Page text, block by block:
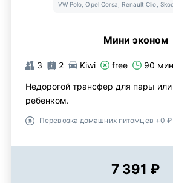
VW Polo, Opel Corsa, Renault Clio,
Мини эконом
3 2 Kiwi free 90 мин
Недорогой трансфер для пары
ребенком.
Перевозка домашних питомцев +0 ₽
7 391 ₽